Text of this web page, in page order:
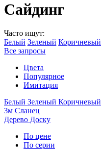
Сайдинг
Часто ищут:
Белый Зеленый Коричневый
Все запросы
Цвета
Популярное
Имитация
Белый Зеленый Коричневый
3м Сланец
Дерево Доску
По цене
По серии